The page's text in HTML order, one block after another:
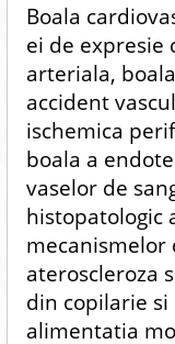
Boala
ei de expresie
arteriala,
accident
ischemica
boala a
vaselor de
histopatologic
mecanismelor
ateroscleroza
din copilarie
alimentatia